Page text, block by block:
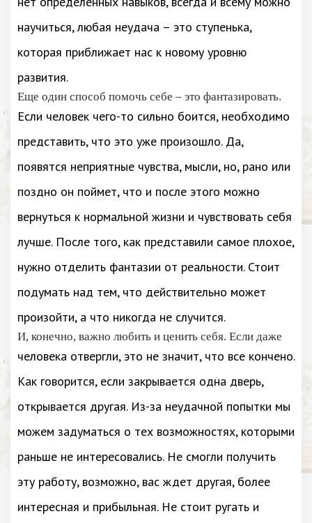
научиться, любая неудача – это ступенька,
которая приближает нас к новому уровню
развития.
Еще один способ помочь себе – это фантазировать.
Если человек чего-то сильно боится, необходимо
представить, что это уже произошло. Да,
появятся неприятные чувства, мысли, но, рано или
поздно он поймет, что и после этого можно
вернуться к нормальной жизни и чувствовать себя
лучше. После того, как представили самое плохое,
нужно отделить фантазии от реальности. Стоит
подумать над тем, что действительно может
произойти, а что никогда не случится.
И, конечно, важно любить и ценить себя. Если даже
человека отвергли, это не значит, что все кончено.
Как говорится, если закрывается одна дверь,
открывается другая. Из-за неудачной попытки мы
можем задуматься о тех возможностях, которыми
раньше не интересовались. Не смогли получить
эту работу, возможно, вас ждет другая, более
интересная и прибыльная. Не стоит ругать и